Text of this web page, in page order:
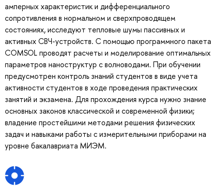
амперных характеристик и дифференциального
сопротивления в нормальном и сверхпроводящем
состояниях, исследуют тепловые шумы пассивных и
активных СВЧ-устройств. С помощью программного пакета
COMSOL проводят расчеты и моделирование оптимальных
параметров наноструктур с волноводами. При обучении
предусмотрен контроль знаний студентов в виде учета
активности студентов в ходе проведения практических
занятий и экзамена. Для прохождения курса нужно знание
основных законов классической и современной физики;
владение простейшими методами решения физических
задач и навыками работы с измерительными приборами на
уровне бакалавриата МИЭМ.